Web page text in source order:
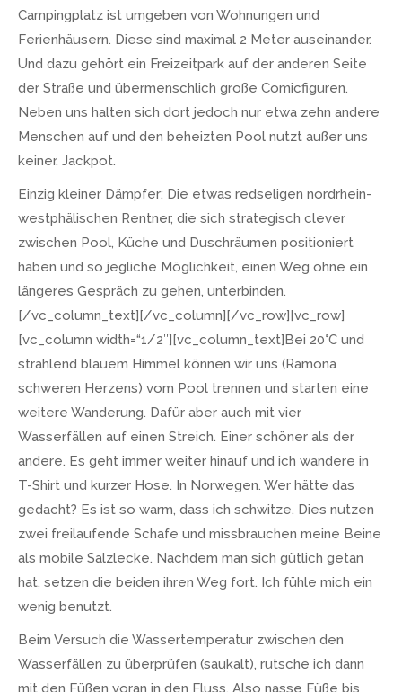
Campingplatz ist umgeben von Wohnungen und
Ferienhäusern. Diese sind maximal 2 Meter auseinander.
Und dazu gehört ein Freizeitpark auf der anderen Seite
der Straße und übermenschlich große Comicfiguren.
Neben uns halten sich dort jedoch nur etwa zehn andere
Menschen auf und den beheizten Pool nutzt außer uns
keiner. Jackpot.
Einzig kleiner Dämpfer: Die etwas redseligen nordrhein-
westphälischen Rentner, die sich strategisch clever
zwischen Pool, Küche und Duschräumen positioniert
haben und so jegliche Möglichkeit, einen Weg ohne ein
längeres Gespräch zu gehen, unterbinden.
[/vc_column_text][/vc_column][/vc_row][vc_row]
[vc_column width=“1/2″][vc_column_text]Bei 20°C und
strahlend blauem Himmel können wir uns (Ramona
schweren Herzens) vom Pool trennen und starten eine
weitere Wanderung. Dafür aber auch mit vier
Wasserfällen auf einen Streich. Einer schöner als der
andere. Es geht immer weiter hinauf und ich wandere in
T-Shirt und kurzer Hose. In Norwegen. Wer hätte das
gedacht? Es ist so warm, dass ich schwitze. Dies nutzen
zwei freilaufende Schafe und missbrauchen meine Beine
als mobile Salzlecke. Nachdem man sich gütlich getan
hat, setzen die beiden ihren Weg fort. Ich fühle mich ein
wenig benutzt.
Beim Versuch die Wassertemperatur zwischen den
Wasserfällen zu überprüfen (saukalt), rutsche ich dann
mit den Füßen voran in den Fluss. Also nasse Füße bis